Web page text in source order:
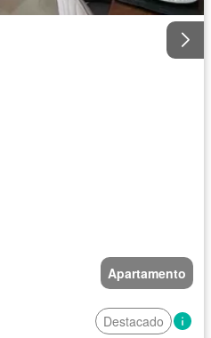
Apartamento
Destacado